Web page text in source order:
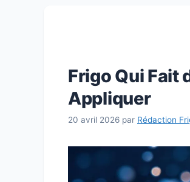
Frigo Qui Fait
Appliquer
20 avril 2026 par Rédaction